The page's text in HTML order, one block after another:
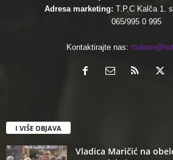
Adresa marketing: T.P.C Kalča 1.
065/995 0 995
Kontaktirajte nas:
I VIŠE OBJAVA
Vladica Maričić na